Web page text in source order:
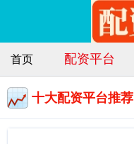
首页 配资平台
十大配资平台推荐